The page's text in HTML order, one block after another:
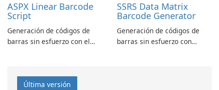
ASPX Linear Barcode
Script
Generación de códigos de
barras sin esfuerzo con el
SSRS Data Matrix
Barcode Generator
Generación de códigos de
barras sin esfuerzo con
Última versión